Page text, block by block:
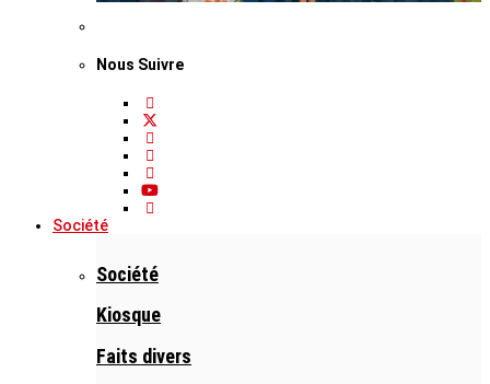
Nous Suivre
Société
Société
Kiosque
Faits divers